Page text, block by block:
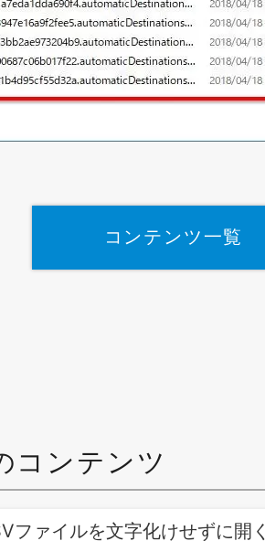
コンテンツ一覧
コンテンツ
ファイルを文字化けせずに開く